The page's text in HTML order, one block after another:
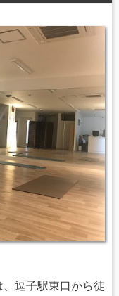
逗子駅東口から徒